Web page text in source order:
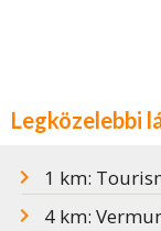
Legközelebbi
1 km:
4 km: